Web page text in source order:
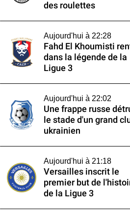
des roulettes
Aujourd'hui à 22:28
Fahd El Khoumisti
dans la légende de la
Ligue 3
Aujourd'hui à 22:02
Une frappe russe
le stade d'un grand
ukrainien
Aujourd'hui à 21:18
Versailles inscrit le
premier but de
de la Ligue 3